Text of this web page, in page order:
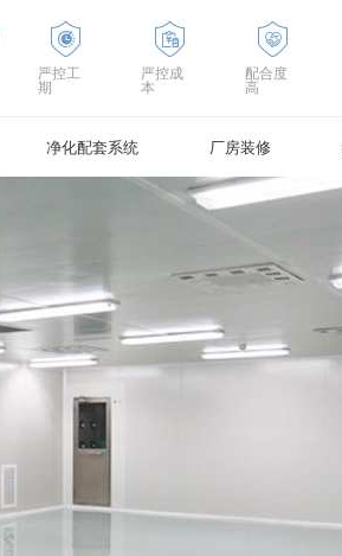
严控工
期
严控成
本
配合度
高
净化配套系统 厂房装修